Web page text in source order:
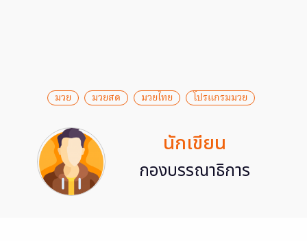
มวย มวยสด มวยไทย โปรแกรมมวย
นักเขียน
กองบรรณาธิการ